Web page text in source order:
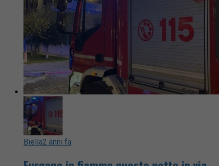
Biella2 anni fa